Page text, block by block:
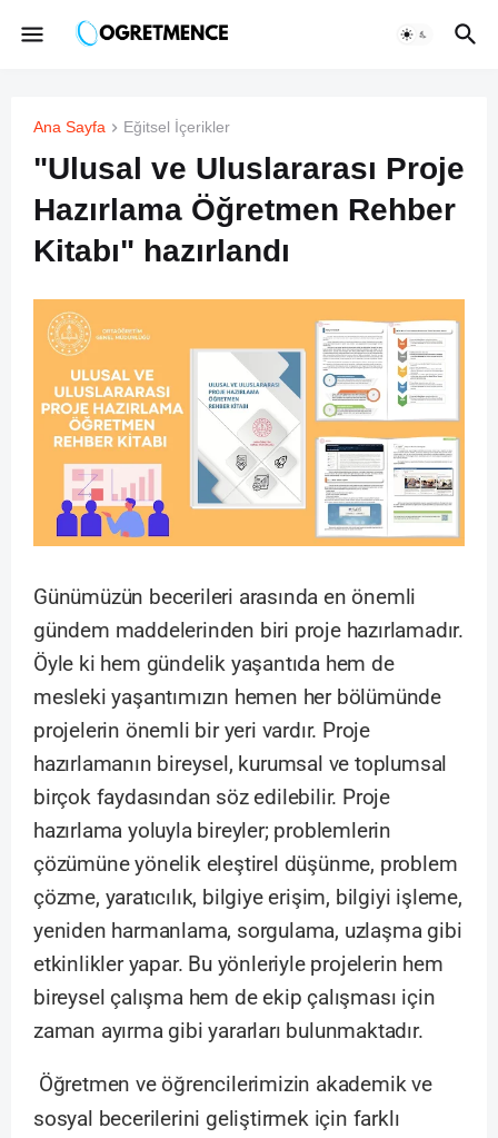
Ana Sayfa Eğitsel İçerikler
"Ulusal ve Uluslararası Proje
Hazırlama Öğretmen Rehber
Kitabı" hazırlandı
Günümüzün becerileri arasında en önemli
gündem maddelerinden biri proje hazırlamadır.
Öyle ki hem gündelik yaşantıda hem de
mesleki yaşantımızın hemen her bölümünde
projelerin önemli bir yeri vardır. Proje
hazırlamanın bireysel, kurumsal ve toplumsal
birçok faydasından söz edilebilir. Proje
hazırlama yoluyla bireyler; problemlerin
çözümüne yönelik eleştirel düşünme, problem
çözme, yaratıcılık, bilgiye erişim, bilgiyi işleme,
yeniden harmanlama, sorgulama, uzlaşma gibi
etkinlikler yapar. Bu yönleriyle projelerin hem
bireysel çalışma hem de ekip çalışması için
zaman ayırma gibi yararları bulunmaktadır.
Öğretmen ve öğrencilerimizin akademik ve
sosyal becerilerini geliştirmek için farklı